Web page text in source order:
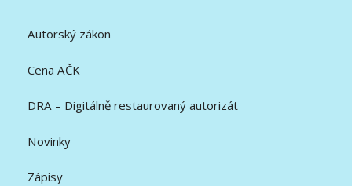
Autorský zákon
Cena AČK
DRA – Digitálně restaurovaný autorizát
Novinky
Zápisy